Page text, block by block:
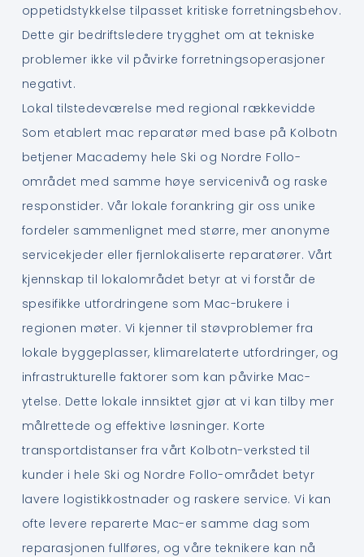
oppetidstykkelse tilpasset kritiske forretningsbehov.
Dette gir bedriftsledere trygghet om at tekniske
problemer ikke vil påvirke forretningsoperasjoner
negativt.
Lokal tilstedeværelse med regional rækkevidde
Som etablert mac reparatør med base på Kolbotn
betjener Macademy hele Ski og Nordre Follo-
området med samme høye servicenivå og raske
responstider. Vår lokale forankring gir oss unike
fordeler sammenlignet med større, mer anonyme
servicekjeder eller fjernlokaliserte reparatører. Vårt
kjennskap til lokalområdet betyr at vi forstår de
spesifikke utfordringene som Mac-brukere i
regionen møter. Vi kjenner til støvproblemer fra
lokale byggeplasser, klimarelaterte utfordringer, og
infrastrukturelle faktorer som kan påvirke Mac-
ytelse. Dette lokale innsiktet gjør at vi kan tilby mer
målrettede og effektive løsninger. Korte
transportdistanser fra vårt Kolbotn-verksted til
kunder i hele Ski og Nordre Follo-området betyr
lavere logistikkostnader og raskere service. Vi kan
ofte levere reparerte Mac-er samme dag som
reparasjonen fullføres, og våre teknikere kan nå